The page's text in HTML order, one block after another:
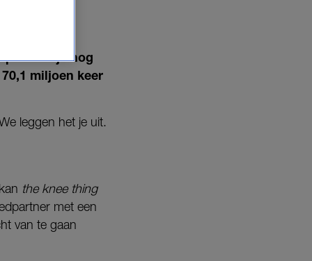
waar je nog
miljoen keer
leggen het je uit.
the knee thing
met een
van te gaan